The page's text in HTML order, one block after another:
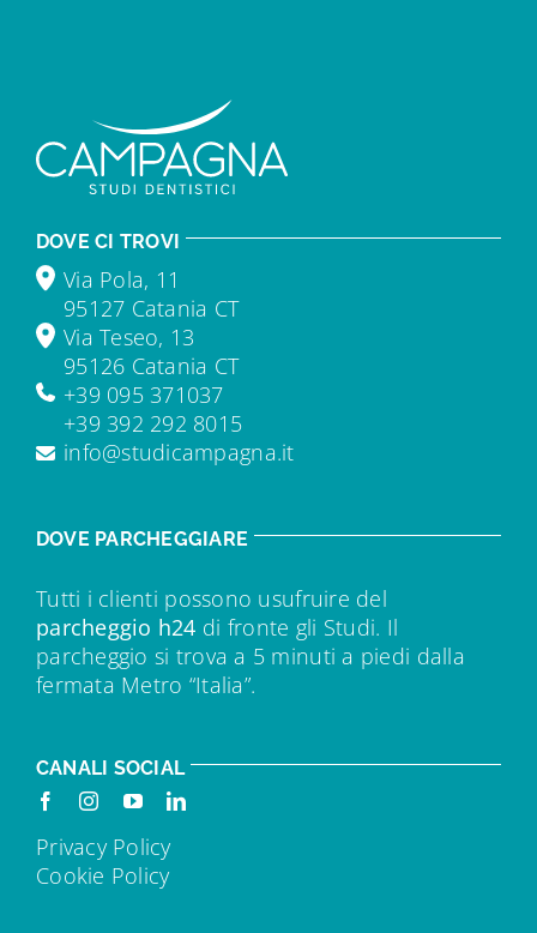
DOVE CI TROVI
Via Pola, 11
95127 Catania CT
Via Teseo, 13
95126 Catania CT
+39 095 371037
+39 392 292 8015
info@studicampagna.it
DOVE PARCHEGGIARE
Tutti i clienti possono usufruire del
parcheggio h24 di fronte gli Studi. Il
parcheggio si trova a 5 minuti a piedi dalla
fermata Metro “Italia”.
CANALI SOCIAL
Privacy Policy
Cookie Policy